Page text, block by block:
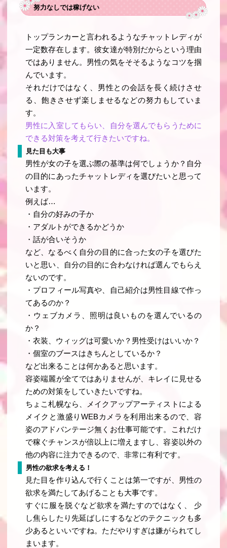
努力なしでは稼げない
トップランカーと言われるようなチャットレディが
一定数存在します。彼女達が特別だからという理由
ではありません。男性の気をそそるようなコツを掴
んでいます。
それだけではなく、男性との会話を長く続けさせ
る、飽きさせず楽しませるなどの努力もしていま
す。
男性に入室してもらい、自分を選んでもらうために
できる対策を考えて行きたいですね。
見た目も大事
男性が女の子を選ぶ際の基準は何でしょうか？自分
の目的にあったチャットレディを選びたいと思って
います。
例えば…
・自分の好みの子か
・アダルトができるかどうか
・話が合いそうか
など、なるべく自分の目的に合った女の子を選びた
いと思い、自分の目的に合わなければ選んでもらえ
ないのです。
・プロフィール写真や、自己紹介は男性目線で作っ
てあるのか？
・ウェブカメラ、照明は良いものを選んでいるの
か？
・衣装、ウィッグは可愛いか？男性受けはいいか？
・個室のブースはきちんとしているか？
など出来ることは何かあると思います。
容姿端麗が全てではありませんが、キレイに見せる
ための対策をしていきたいですね。
ちょこ札幌なら、メイクアップアーティストによる
メイクと激盛りWEBカメラを利用出来るので、容
姿のアドバンテージ無くお仕事可能です。これだけ
で稼ぐチャンスが倍以上に増えますし、容姿以外の
他の内容に注力できるので、非常に有利です。
男性の欲求を考える！
見た目を作り込んで行くことは第一ですが、男性の
欲求を満たしてあげることも大事です。
すぐに服を脱ぐなど欲求を満たすのではなく、 少
し焦らしたり先延ばしにするなどのテクニックも多
少あるといいですね。ただやりすぎは嫌がられてし
まいます。